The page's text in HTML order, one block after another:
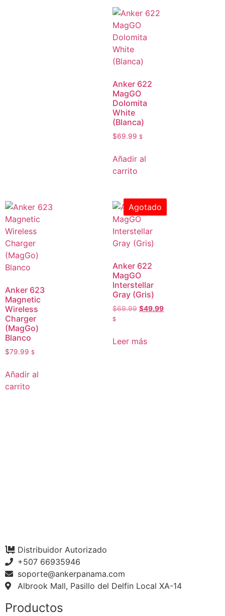
Anker 622
MagGO
Dolomita
White
(Blanca)
$69.99 $
Añadir al
carrito
Anker 623
Magnetic
Wireless
Charger
(MagGo)
Blanco
$79.99 $
Añadir al
carrito
Agotado
Anker 622
MagGO
Interstellar
Gray (Gris)
$69.99 $49.99
$
Leer más
Distribuidor Autorizado
+507 66935946
soporte@ankerpanama.com
Albrook Mall, Pasillo del Delfin Local XA-14
Productos